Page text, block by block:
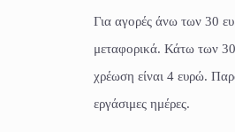
Για αγορές άνω των 30
μεταφορικά. Κάτω των
χρέωση είναι 4 ευρώ.
εργάσιμες ημέρες.